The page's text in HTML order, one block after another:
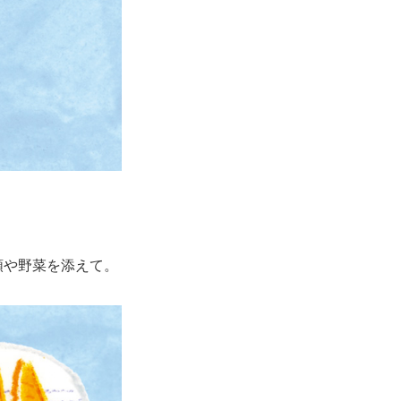
野菜を添えて。